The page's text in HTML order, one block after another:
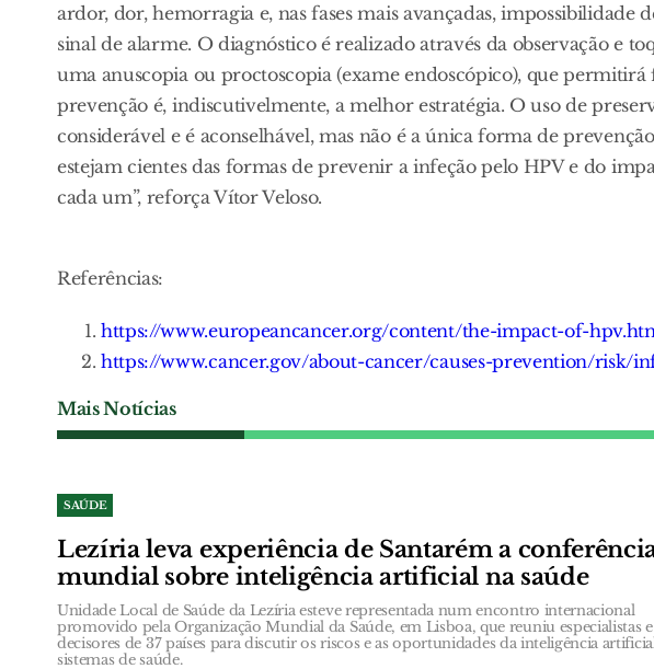
ardor, dor, hemorragia e, nas fases mais avançadas, impossibilidade
sinal de alarme. O diagnóstico é realizado através da observação e
uma anuscopia ou proctoscopia (exame endoscópico), que permitirá
prevenção é, indiscutivelmente, a melhor estratégia. O uso de
considerável e é aconselhável, mas não é a única forma de
estejam cientes das formas de prevenir a infeção pelo HPV e do
cada um”, reforça Vítor Veloso.
Referências:
https://www.europeancancer.org/content/the-impact-of-
https://www.cancer.gov/about-cancer/causes-prevention/risk/
Mais Notícias
SAÚDE
Lezíria leva experiência de Santarém a
mundial sobre inteligência artificial na saúde
Unidade Local de Saúde da Lezíria esteve representada num encontro internacional
promovido pela Organização Mundial da Saúde, em Lisboa, que reuniu especialistas e
decisores de 37 países para discutir os riscos e as oportunidades da inteligência
sistemas de saúde.